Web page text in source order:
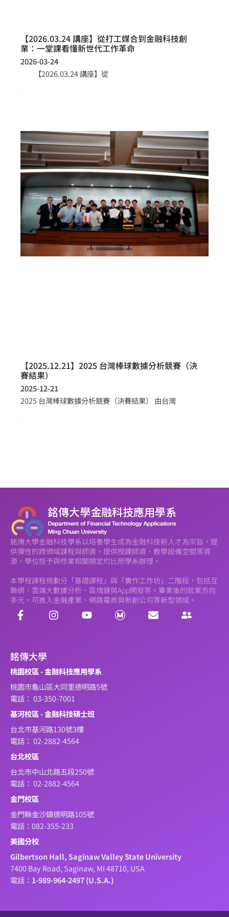
【2026.03.24 講座】從打工媒合到金融科技創
業：一堂課看懂新世代工作革命
2026-03-24
【2026.03.24 講座】從
【2025.12.21】2025 台灣棒球數據分析競賽（決
賽結果）
2025-12-21
2025 台灣棒球數據分析競賽（決賽結果） 由台灣
銘傳大學金融科技學系以培養學生成為金融科技新人才為宗旨，提
供彈性的跨領域課程與師資，提供授課師資、教學設備空間等資
源，學位授予與修業相關規定均比照學系辦理。
本學程課程規劃分「基礎課程」與「實作工作坊」二階段，包括互
聯網、雲端大數據分析、區塊鏈與App開發等。畢業後的就業方向
多元，可進入金融產業、網路電商與新創公司等新型領域。
銘傳大學
桃園校區 - 金融科技應用學系
桃園市龜山區大同里德明路5號
電話： 03-350-7001
基河校區 - 金融科技碩士班
台北市基河路130號3樓
電話： 02-2882-4564
台北校區
台北市中山北路五段250號
電話： 02-2882-4564
金門校區
金門縣金沙鎮德明路105號
電話：082-355-233
美國分校
Gilbertson Hall, Saginaw Valley State University
7400 Bay Road, Saginaw, MI 48710, USA
電話： 1-989-964-2497 (U.S.A.)